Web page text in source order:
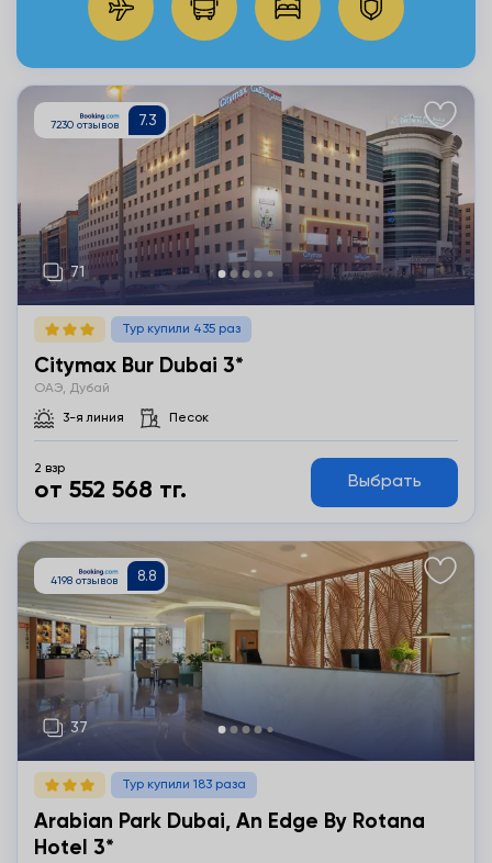
Тур купили 435 раз
Citymax Bur Dubai 3*
ОАЭ, Дубай
3-я линия Песок
2 взр
от 552 568 тг. Выбрать
Подробнее
Тур купили 183 раза
Arabian Park Dubai, An Edge By Rotana
Hotel 3*
Подробнее